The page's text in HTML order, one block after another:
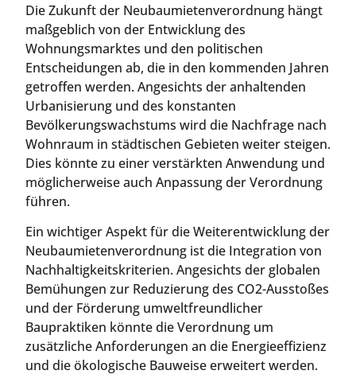
Die Zukunft der Neubaumietenverordnung hängt
maßgeblich von der Entwicklung des
Wohnungsmarktes und den politischen
Entscheidungen ab, die in den kommenden Jahren
getroffen werden. Angesichts der anhaltenden
Urbanisierung und des konstanten
Bevölkerungswachstums wird die Nachfrage nach
Wohnraum in städtischen Gebieten weiter steigen.
Dies könnte zu einer verstärkten Anwendung und
möglicherweise auch Anpassung der Verordnung
führen.
Ein wichtiger Aspekt für die Weiterentwicklung der
Neubaumietenverordnung ist die Integration von
Nachhaltigkeitskriterien. Angesichts der globalen
Bemühungen zur Reduzierung des CO2-Ausstoßes
und der Förderung umweltfreundlicher
Baupraktiken könnte die Verordnung um
zusätzliche Anforderungen an die Energieeffizienz
und die ökologische Bauweise erweitert werden.